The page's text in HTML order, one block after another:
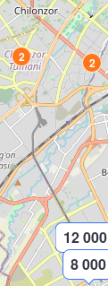
12 000
8 000
2 2